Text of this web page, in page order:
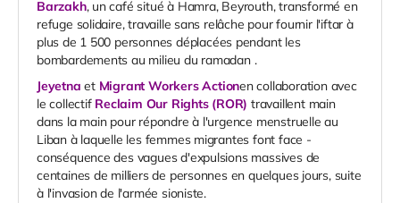
Barzakh, un café situé à Hamra, Beyrouth, transformé en
refuge solidaire, travaille sans relâche pour fournir l'iftar à
plus de 1 500 personnes déplacées pendant les
bombardements au milieu du ramadan .
Jeyetna et Migrant Workers Actionen collaboration avec
le collectif Reclaim Our Rights (ROR) travaillent main
dans la main pour répondre à l'urgence menstruelle au
Liban à laquelle les femmes migrantes font face -
conséquence des vagues d'expulsions massives de
centaines de milliers de personnes en quelques jours, suite
à l'invasion de l'armée sioniste.